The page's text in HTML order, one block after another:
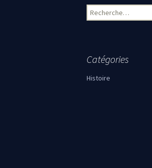
Rechercher :
Catégories
Histoire